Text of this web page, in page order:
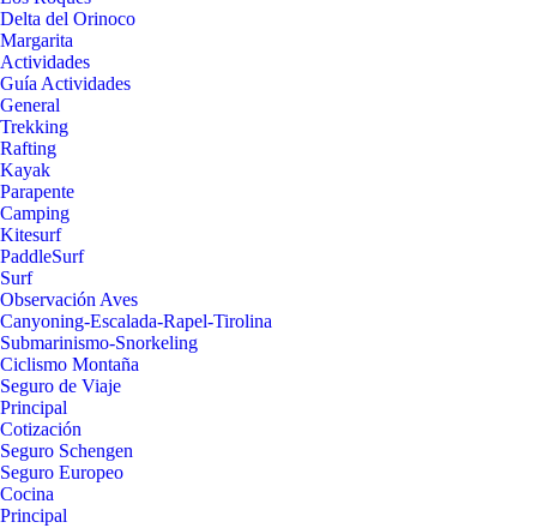
Delta del Orinoco
Margarita
Actividades
Guía Actividades
General
Trekking
Rafting
Kayak
Parapente
Camping
Kitesurf
PaddleSurf
Surf
Observación Aves
Canyoning-Escalada-Rapel-Tirolina
Submarinismo-Snorkeling
Ciclismo Montaña
Seguro de Viaje
Principal
Cotización
Seguro Schengen
Seguro Europeo
Cocina
Principal